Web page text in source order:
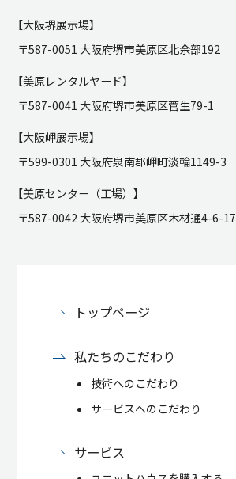
【大阪堺展示場】
〒587-0051 大阪府堺市美原区北余部192
【美原レンタルヤード】
〒587-0041 大阪府堺市美原区菅生79-1
【大阪岬展示場】
〒599-0301 大阪府泉南郡岬町淡輪1149-3
【美原センター（工場）】
〒587-0042 大阪府堺市美原区木材通4-6-17
トップページ
私たちのこだわり
技術へのこだわり
サービスへのこだわり
サービス